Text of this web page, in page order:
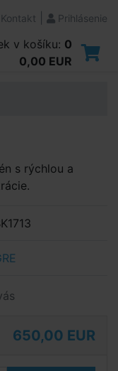
Kontakt Prihlásenie
v košíku: 0
0,00 EUR
s rýchlou a
650,00 EUR